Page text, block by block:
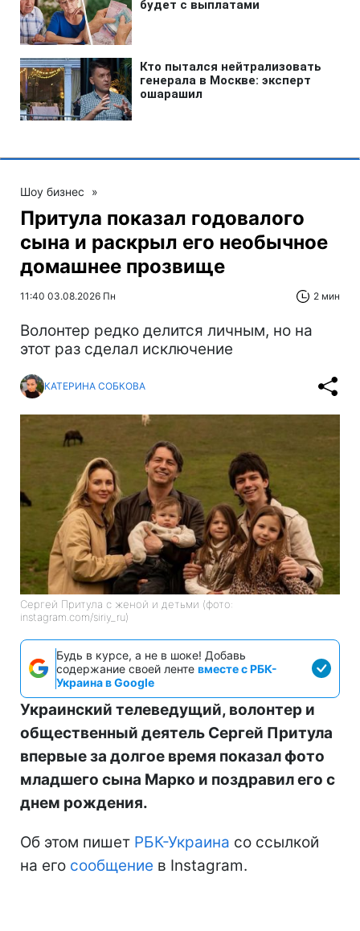
Шоу бизнес »
Притула показал годовалого
сына и раскрыл его необычное
домашнее прозвище
11:40 03.08.2026 Пн 2 мин
Волонтер редко делится личным, но на
этот раз сделал исключение
КАТЕРИНА СОБКОВА
Сергей Притула с женой и детьми (фото:
instagram.com/siriy_ru)
Будь в курсе, а не в шоке! Добавь
содержание своей ленте вместе с РБК-
Украина в Google
Украинский телеведущий, волонтер и
общественный деятель Сергей Притула
впервые за долгое время показал фото
младшего сына Марко и поздравил его с
днем рождения.
Об этом пишет РБК-Украина со ссылкой
на его сообщение в Instagram.